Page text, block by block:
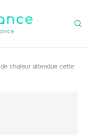
chaleur attendue cette